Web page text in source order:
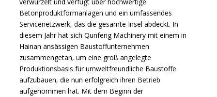
Betonproduktformanlagen und ein umfassendes
Servicenetzwerk, das die gesamte Insel abdeckt. In
diesem Jahr hat sich Qunfeng Machinery mit einem in
Hainan ansässigen Baustoffunternehmen
zusammengetan, um eine groß angelegte
Produktionsbasis für umweltfreundliche Baustoffe
aufzubauen, die nun erfolgreich ihren Betrieb
aufgenommen hat. Mit dem Beginn der